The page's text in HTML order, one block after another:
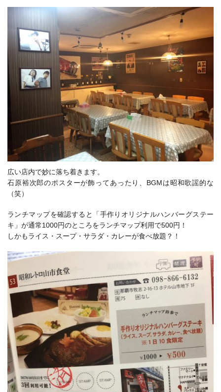
広い店内で妙に落ち着きます。
石原裕次郎のポスターが飾ってあったり、BGMは昭和歌謡的な
（笑）
ランチマップを確認すると「手作りオリジナルハンバーグステー
キ」が通常1000円のところをランチマップ利用で500円！
しかもライス・スープ・サラダ・カレーが食べ放題？！